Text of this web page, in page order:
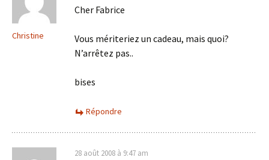
Christine
Cher Fabrice
Vous mériteriez un cadeau, mais quoi?
N’arrêtez pas..
bises
Répondre
28 août 2008 à 9:47 am